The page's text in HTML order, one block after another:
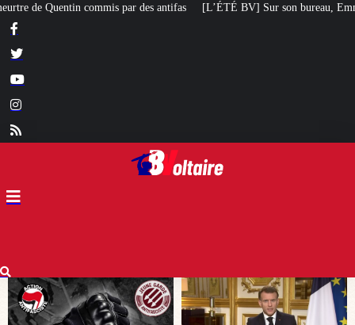
[L’ÉTÉ BV] Sur son bureau, Emmanuel Macron a posé le livre d’un